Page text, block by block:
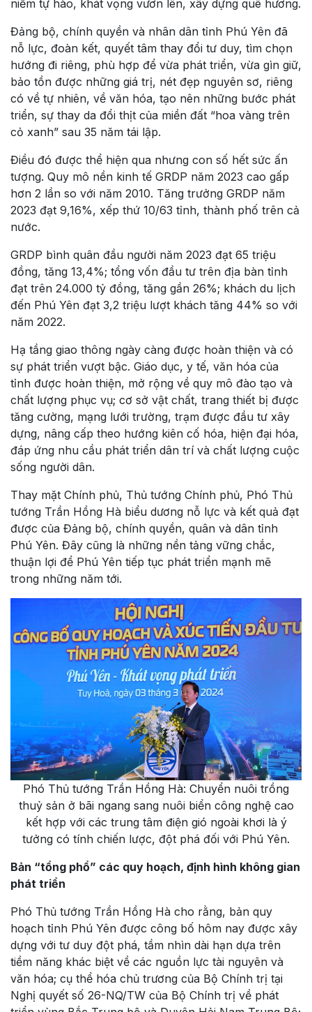
niềm tự hào, khát vọng vươn lên, xây dựng quê hương.
Đảng bộ, chính quyền và nhân dân tỉnh Phú Yên đã
nỗ lực, đoàn kết, quyết tâm thay đổi tư duy, tìm chọn
hướng đi riêng, phù hợp để vừa phát triển, vừa gìn giữ,
bảo tồn được những giá trị, nét đẹp nguyên sơ, riêng
có về tự nhiên, về văn hóa, tạo nên những bước phát
triển, sự thay da đổi thịt của miền đất “hoa vàng trên
cỏ xanh” sau 35 năm tái lập.
Điều đó được thể hiện qua nhưng con số hết sức ấn
tượng. Quy mô nền kinh tế GRDP năm 2023 cao gấp
hơn 2 lần so với năm 2010. Tăng trưởng GRDP năm
2023 đạt 9,16%, xếp thứ 10/63 tỉnh, thành phố trên cả
nước.
GRDP bình quân đầu người năm 2023 đạt 65 triệu
đồng, tăng 13,4%; tổng vốn đầu tư trên địa bàn tỉnh
đạt trên 24.000 tỷ đồng, tăng gần 26%; khách du lịch
đến Phú Yên đạt 3,2 triệu lượt khách tăng 44% so với
năm 2022.
Hạ tầng giao thông ngày càng được hoàn thiện và có
sự phát triển vượt bậc. Giáo dục, y tế, văn hóa của
tỉnh được hoàn thiện, mở rộng về quy mô đào tạo và
chất lượng phục vụ; cơ sở vật chất, trang thiết bị được
tăng cường, mạng lưới trường, trạm được đầu tư xây
dựng, nâng cấp theo hướng kiên cố hóa, hiện đại hóa,
đáp ứng nhu cầu phát triển dân trí và chất lượng cuộc
sống người dân.
Thay mặt Chính phủ, Thủ tướng Chính phủ, Phó Thủ
tướng Trần Hồng Hà biểu dương nỗ lực và kết quả đạt
được của Đảng bộ, chính quyền, quân và dân tỉnh
Phú Yên. Đây cũng là những nền tảng vững chắc,
thuận lợi để Phú Yên tiếp tục phát triển mạnh mẽ
trong những năm tới.
Phó Thủ tướng Trần Hồng Hà: Chuyển nuôi trồng
thuỷ sản ở bãi ngang sang nuôi biển công nghệ cao
kết hợp với các trung tâm điện gió ngoài khơi là ý
tưởng có tính chiến lược, đột phá đối với Phú Yên.
Bản “tổng phổ” các quy hoạch, định hình không gian
phát triển
Phó Thủ tướng Trần Hồng Hà cho rằng, bản quy
hoạch tỉnh Phú Yên được công bố hôm nay được xây
dựng với tư duy đột phá, tầm nhìn dài hạn dựa trên
tiềm năng khác biệt về các nguồn lực tài nguyên và
văn hóa; cụ thể hóa chủ trương của Bộ Chính trị tại
Nghị quyết số 26-NQ/TW của Bộ Chính trị về phát